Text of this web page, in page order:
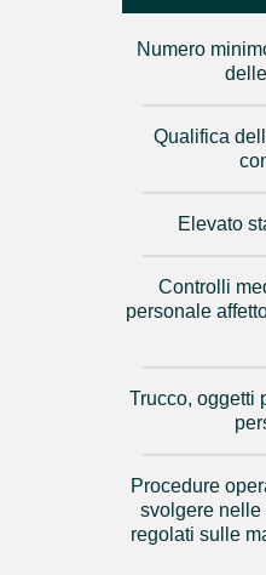
Numero
Qualifica
Elevato
Controlli
personale
Trucco, oggetti
Procedure
svolgere nelle
regolati sulle